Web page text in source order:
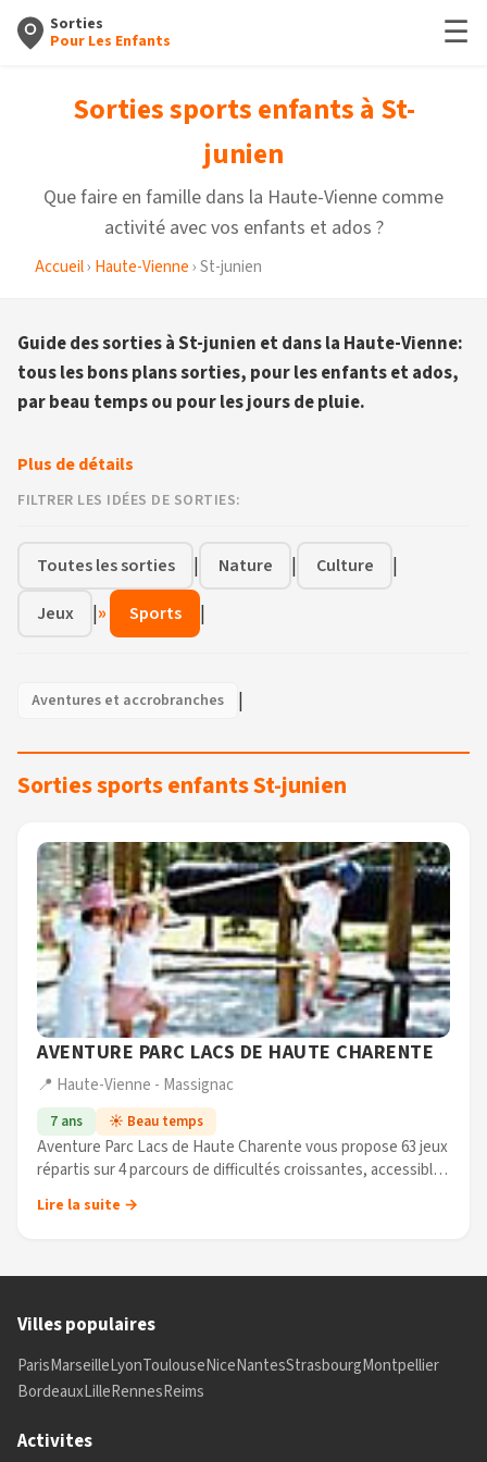
Sorties
Pour Les Enfants
☰
Sorties sports enfants à St-
junien
Que faire en famille dans la Haute-Vienne comme
activité avec vos enfants et ados ?
Accueil› Haute-Vienne› St-junien
Guide des sorties à St-junien et dans la Haute-Vienne:
tous les bons plans sorties, pour les enfants et ados,
par beau temps ou pour les jours de pluie.
Plus de détails
FILTRER LES IDÉES DE SORTIES:
Toutes les sorties | Nature | Culture |
Jeux |» Sports |
Aventures et accrobranches |
Sorties sports enfants St-junien
AVENTURE PARC LACS DE HAUTE CHARENTE
📍 Haute-Vienne - Massignac
7 ans ☀️ Beau temps
Aventure Parc Lacs de Haute Charente vous propose 63 jeux
répartis sur 4 parcours de difficultés croissantes, accessibles
Tarzan et (...)
Lire la suite →
Villes populaires
ParisMarseilleLyonToulouseNiceNantesStrasbourgMontpellier
BordeauxLilleRennesReims
Activites